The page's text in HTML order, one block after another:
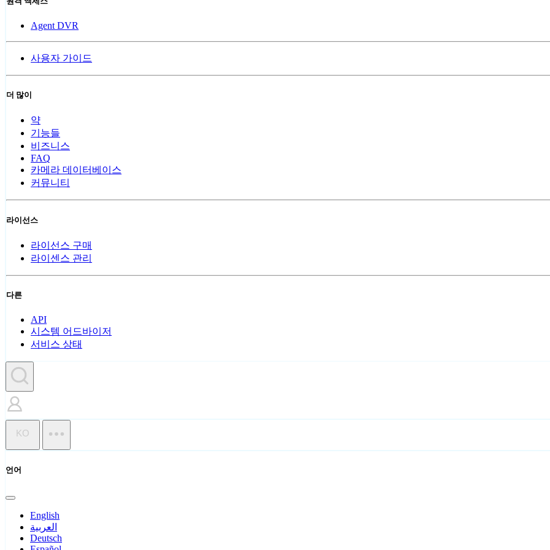
Agent DVR
사용자 가이드
더 많이
약
기능들
비즈니스
FAQ
카메라 데이터베이스
커뮤니티
라이선스
라이선스 구매
라이센스 관리
다른
API
시스템 어드바이저
서비스 상태
KO
언어
English
العربية
Deutsch